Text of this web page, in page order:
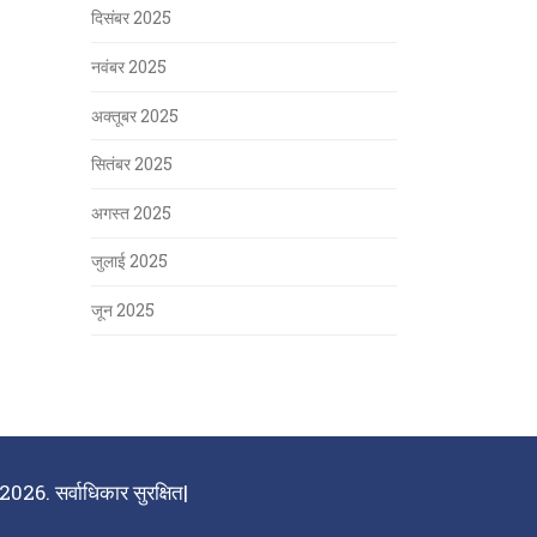
दिसंबर 2025
नवंबर 2025
अक्तूबर 2025
सितंबर 2025
अगस्त 2025
जुलाई 2025
जून 2025
सर्वाधिकार सुरक्षित|